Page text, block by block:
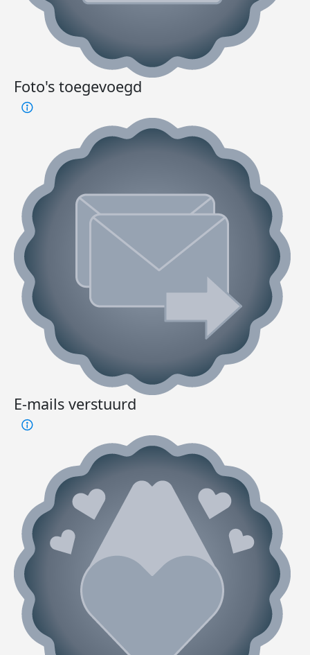
Foto's toegevoegd
E-mails verstuurd